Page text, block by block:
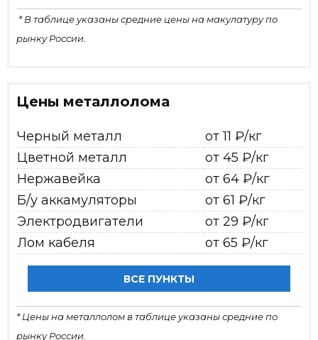
* В таблице указаны средние цены на макулатуру по
рынку России.
Цены металлолома
Черный металл
от 11 ₽/кг
Цветной металл
от 45 ₽/кг
Нержавейка
от 64 ₽/кг
Б/у аккамуляторы
от 61 ₽/кг
Электродвигатели
от 29 ₽/кг
Лом кабеля
от 65 ₽/кг
ВСЕ ПУНКТЫ
* Цены на металлолом в таблице указаны средние по
рынку России.